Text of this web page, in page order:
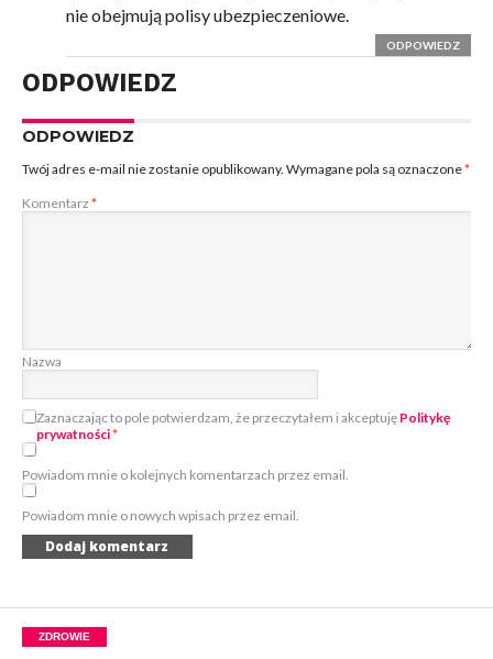
nie obejmują polisy ubezpieczeniowe.
ODPOWIEDZ
ODPOWIEDZ
ODPOWIEDZ
Twój adres e-mail nie zostanie opublikowany. Wymagane pola są oznaczone*
Komentarz *
Nazwa
Zaznaczając to pole potwierdzam, że przeczytałem i akceptuję Politykę
prywatności*
Powiadom mnie o kolejnych komentarzach przez email.
Powiadom mnie o nowych wpisach przez email.
ZDROWIE